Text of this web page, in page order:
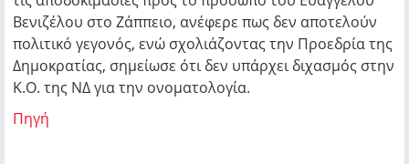
Βενιζέλου στο Ζάππειο, ανέφερε πως δεν αποτελούν
πολιτικό γεγονός, ενώ σχολιάζοντας την Προεδρία της
Δημοκρατίας, σημείωσε ότι δεν υπάρχει διχασμός στην
Κ.Ο. της ΝΔ για την ονοματολογία.
Πηγή